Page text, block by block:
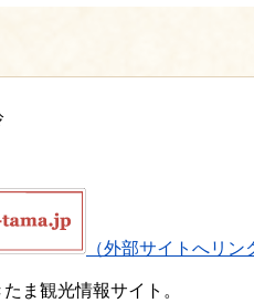
（外部サイトへリン
ま観光情報サイト。